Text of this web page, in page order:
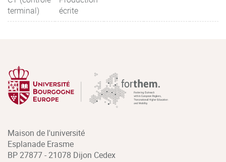
terminal)
écrite
Maison de l'université
Esplanade Erasme
BP 27877 - 21078 Dijon Cedex